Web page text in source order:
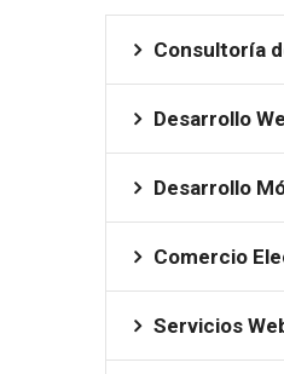
Consultoría
Desarrollo
Desarrollo
Comercio
Servicios